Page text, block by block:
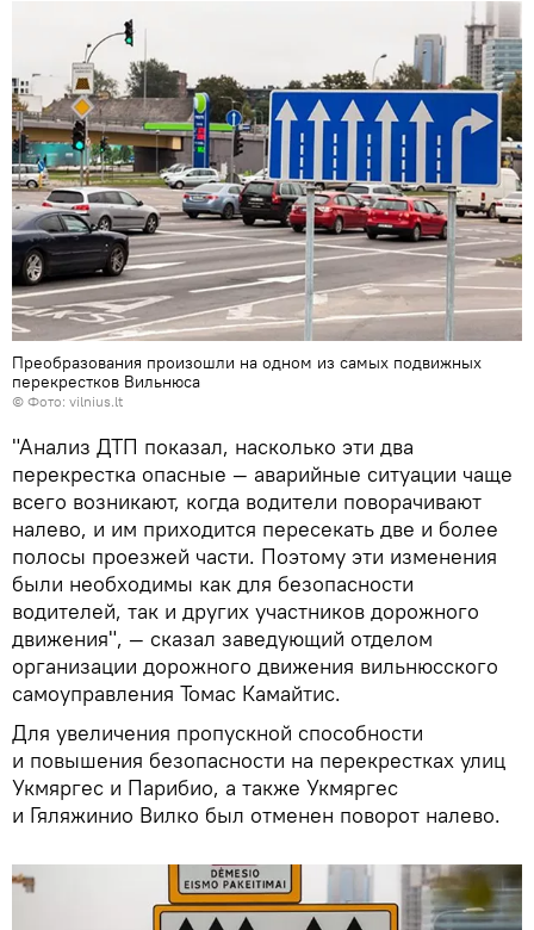
Преобразования произошли на одном из самых подвижных
перекрестков Вильнюса
© Фото: vilnius.lt
"Анализ ДТП показал, насколько эти два
перекрестка опасные — аварийные ситуации чаще
всего возникают, когда водители поворачивают
налево, и им приходится пересекать две и более
полосы проезжей части. Поэтому эти изменения
были необходимы как для безопасности
водителей, так и других участников дорожного
движения", — сказал заведующий отделом
организации дорожного движения вильнюсского
самоуправления Томас Камайтис.
Для увеличения пропускной способности
и повышения безопасности на перекрестках улиц
Укмяргес и Парибио, а также Укмяргес
и Гяляжинио Вилко был отменен поворот налево.